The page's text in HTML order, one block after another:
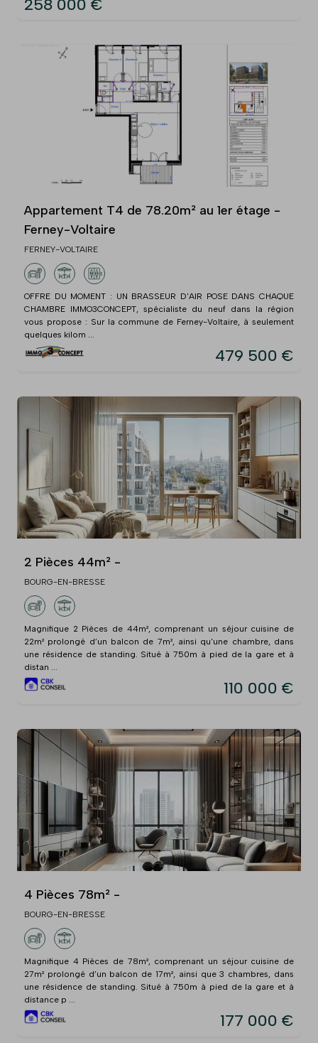
258 000 €
Appartement T4 de 78.20m² au 1er étage -
Ferney-Voltaire
FERNEY-VOLTAIRE
OFFRE DU MOMENT : UN BRASSEUR D'AIR POSE DANS CHAQUE
CHAMBRE IMMO3CONCEPT, spécialiste du neuf dans la région
vous propose : Sur la commune de Ferney-Voltaire, à seulement
quelques kilom ...
479 500 €
2 Pièces 44m² -
BOURG-EN-BRESSE
Magnifique 2 Pièces de 44m², comprenant un séjour cuisine de
22m² prolongé d’un balcon de 7m², ainsi qu'une chambre, dans
une résidence de standing. Situé à 750m à pied de la gare et à
distan ...
110 000 €
4 Pièces 78m² -
BOURG-EN-BRESSE
Magnifique 4 Pièces de 78m², comprenant un séjour cuisine de
27m² prolongé d’un balcon de 17m², ainsi que 3 chambres, dans
une résidence de standing. Situé à 750m à pied de la gare et à
distance p ...
177 000 €